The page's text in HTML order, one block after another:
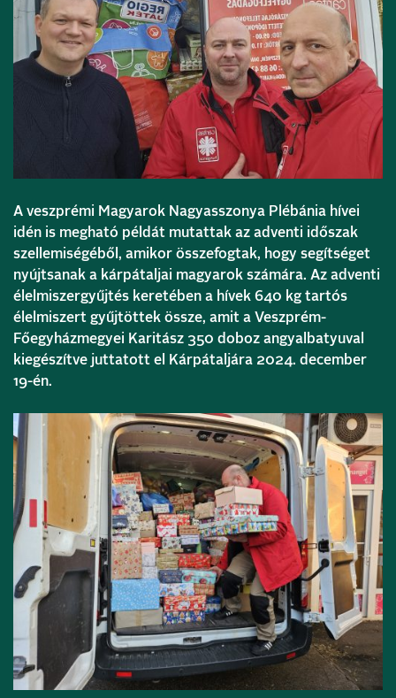
A veszprémi Magyarok Nagyasszonya Plébánia hívei
idén is megható példát mutattak az adventi időszak
szellemiségéből, amikor összefogtak, hogy segítséget
nyújtsanak a kárpátaljai magyarok számára. Az adventi
élelmiszergyűjtés keretében a hívek 640 kg tartós
élelmiszert gyűjtöttek össze, amit a Veszprém-
Főegyházmegyei Karitász 350 doboz angyalbatyuval
kiegészítve juttatott el Kárpátaljára 2024. december
19-én.